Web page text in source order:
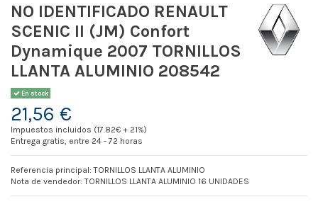
NO IDENTIFICADO RENAULT
SCENIC II (JM) Confort
Dynamique 2007 TORNILLOS
LLANTA ALUMINIO 208542
En stock
21,56 €
Impuestos incluidos (17.82€ + 21%)
Entrega gratis, entre 24 - 72 horas
Referencia principal: TORNILLOS LLANTA ALUMINIO
Nota de vendedor: TORNILLOS LLANTA ALUMINIO 16 UNIDADES